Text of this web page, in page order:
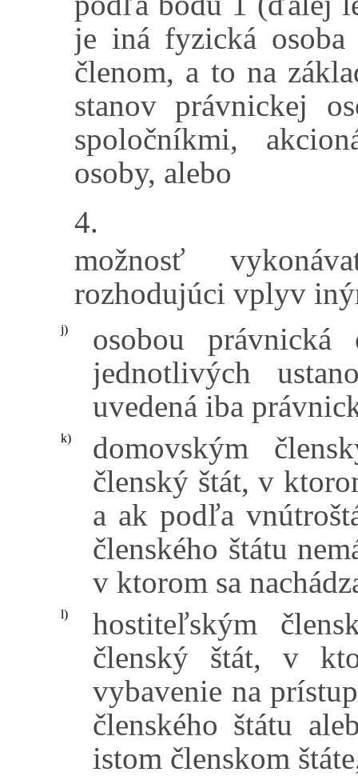
je iná fyzická osoba
členom, a to na
stanov právnickej
spoločníkmi,
osoby, alebo
4.
možnosť
rozhodujúci vplyv
j)
osobou
jednotlivých
uvedená iba
k)
domovským
členský štát, v
a ak podľa
členského štátu
v ktorom sa
l)
hostiteľským
členský štát, v
vybavenie na
členského štátu
istom členskom